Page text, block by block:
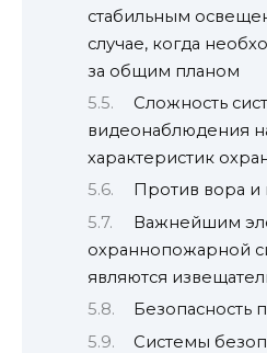
стабильным
случае, когда
за общим планом
Сложность
видеонаблюдения
характеристик
Против вора и
Важнейшим
охраннопожарной
являются
Безопасность
Системы